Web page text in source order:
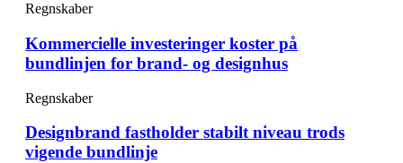
Regnskaber
Kommercielle investeringer koster på
bundlinjen for brand- og designhus
Regnskaber
Designbrand fastholder stabilt niveau trods
vigende bundlinje